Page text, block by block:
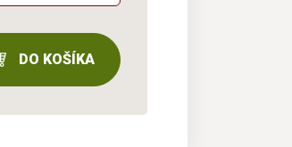
DO KOŠÍKA